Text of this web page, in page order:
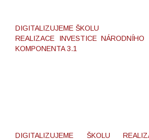
DIGITALIZUJEME ŠKOLU
REALIZACE INVESTICE
KOMPONENTA 3.1
DIGITALIZUJEME ŠKOLU